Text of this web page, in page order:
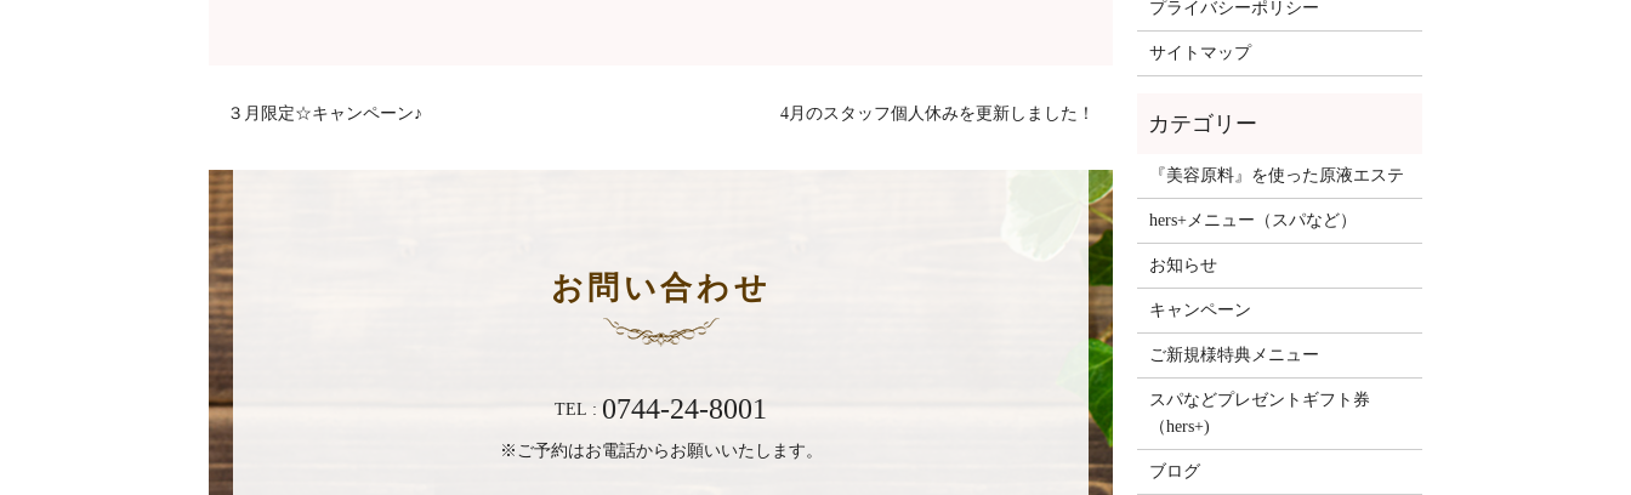
３月限定☆キャンペーン♪ 4月のスタッフ個人休みを更新しました！
お問い合わせ
TEL : 0744-24-8001
※ご予約はお電話からお願いいたします。
プライバシーポリシー
サイトマップ
『美容原料』を使った原液エステ
hers+メニュー（スパなど）
お知らせ
キャンペーン
ご新規様特典メニュー
スパなどプレゼントギフト券
（hers+)
ブログ